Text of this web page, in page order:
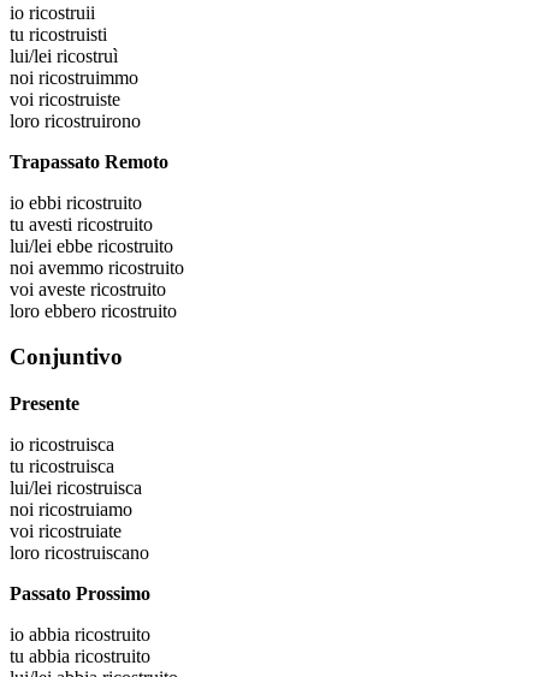
io ricostruii
tu ricostruisti
lui/lei ricostruì
noi ricostruimmo
voi ricostruiste
loro ricostruirono
Trapassato Remoto
io ebbi ricostruito
tu avesti ricostruito
lui/lei ebbe ricostruito
noi avemmo ricostruito
voi aveste ricostruito
loro ebbero ricostruito
Conjuntivo
Presente
io ricostruisca
tu ricostruisca
lui/lei ricostruisca
noi ricostruiamo
voi ricostruiate
loro ricostruiscano
Passato Prossimo
io abbia ricostruito
tu abbia ricostruito